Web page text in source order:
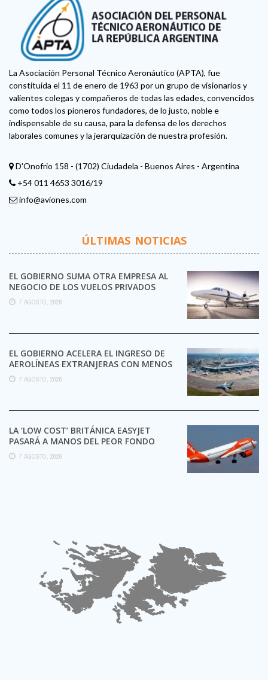
La Asociación Personal Técnico Aeronáutico (APTA), fue
constituida el 11 de enero de 1963 por un grupo de visionarios y
valientes colegas y compañeros de todas las edades, convencidos
como todos los pioneros fundadores, de lo justo, noble e
indispensable de su causa, para la defensa de los derechos
laborales comunes y la jerarquización de nuestra profesión.
D'Onofrio 158 - (1702) Ciudadela - Buenos Aires - Argentina
+54 011 4653 3016/19
info@aviones.com
ÚLTIMAS NOTICIAS
EL GOBIERNO SUMA OTRA EMPRESA AL
NEGOCIO DE LOS VUELOS PRIVADOS
7 AGOSTO, 2026
EL GOBIERNO ACELERA EL INGRESO DE
AEROLÍNEAS EXTRANJERAS CON MENOS
TRÁMITES
7 AGOSTO, 2026
LA ‘LOW COST’ BRITÁNICA EASYJET
PASARÁ A MANOS DEL PEOR FONDO
POSIBLE:
7 AGOSTO, 2026